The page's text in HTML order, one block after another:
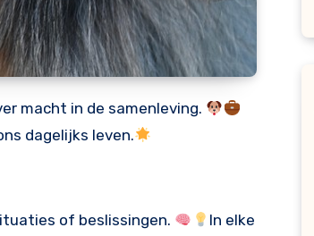
macht in de samenleving.
dagelijks leven.
of beslissingen.
In elke